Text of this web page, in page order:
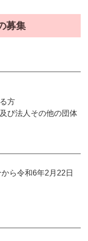
募集
方
び法人その他の団体
ら令和6年2月22日